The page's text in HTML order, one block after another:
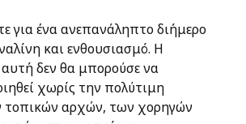
για ένα ανεπανάληπτο διήμερο
και ενθουσιασμό. Η
δεν θα μπορούσε να
χωρίς την πολύτιμη
τοπικών αρχών, των χορηγών